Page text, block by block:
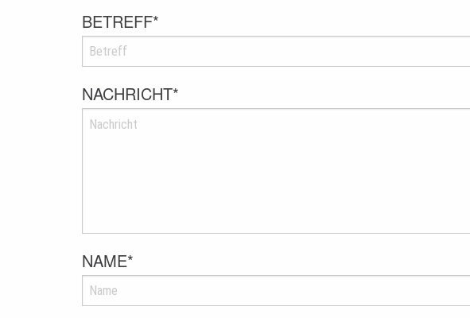
BETREFF*
NACHRICHT*
NAME*